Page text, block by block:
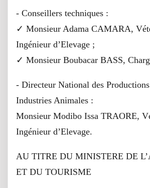
- Conseillers techniques :
✓ Monsieur Adama CAMARA,
Ingénieur d’Elevage ;
✓ Monsieur Boubacar BASS,
- Directeur National des
Industries Animales :
Monsieur Modibo Issa TRAORE,
Ingénieur d’Elevage.
AU TITRE DU MINISTERE DE
ET DU TOURISME